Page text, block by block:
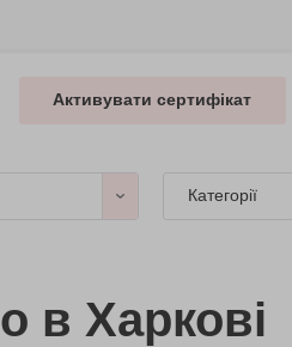
Активувати сертифікат
Категорії
в Харкові